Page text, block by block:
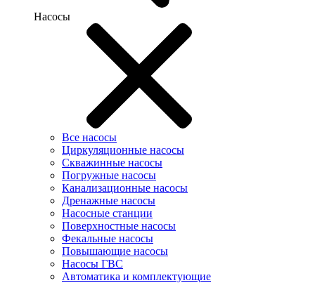
Насосы
Все насосы
Циркуляционные насосы
Скважинные насосы
Погружные насосы
Канализационные насосы
Дренажные насосы
Насосные станции
Поверхностные насосы
Фекальные насосы
Повышающие насосы
Насосы ГВС
Автоматика и комплектующие